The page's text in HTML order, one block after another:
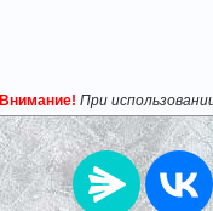
Внимание! При